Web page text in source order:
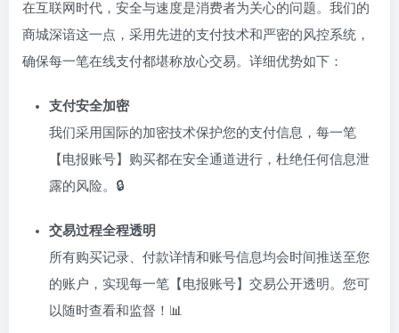
在互联网时代，安全与速度是消费者为关心的问题。我们的
商城深谙这一点，采用先进的支付技术和严密的风控系统，
确保每一笔在线支付都堪称放心交易。详细优势如下：
支付安全加密
我们采用国际的加密技术保护您的支付信息，每一笔
【电报账号】购买都在安全通道进行，杜绝任何信息泄
露的风险。🔒
交易过程全程透明
所有购买记录、付款详情和账号信息均会时间推送至您
的账户，实现每一笔【电报账号】交易公开透明。您可
以随时查看和监督！📊